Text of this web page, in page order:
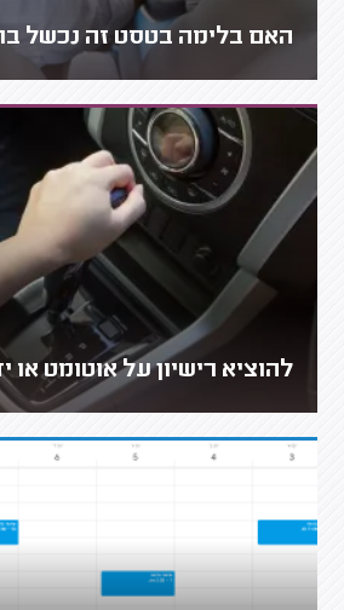
האם בלימה בטסט זה נכשל
להוציא רישיון על אוטומט או